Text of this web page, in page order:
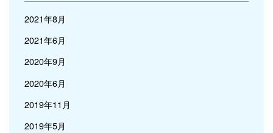
2021年8月
2021年6月
2020年9月
2020年6月
2019年11月
2019年5月